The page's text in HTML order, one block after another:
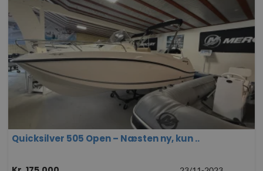
Quicksilver 505 Open – Næsten ny, kun ..